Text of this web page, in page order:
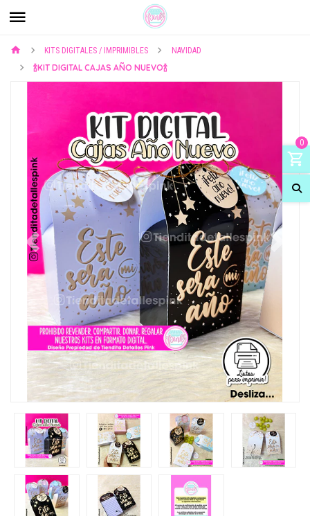
0
KITS DIGITALES / IMPRIMIBLES NAVIDAD
🍾KIT DIGITAL CAJAS AÑO NUEVO🍾
Previous